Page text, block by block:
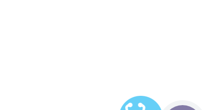
медикаментозную терапию, включая витамины, гормоны,
антидепрессанты и транквилизаторы.